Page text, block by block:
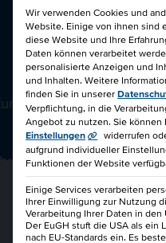
BERATER IHK
Wir verwenden Cookies und
Website. Einige von ihnen sind
diese Website und Ihre
Daten können verarbeitet
personalisierte Anzeigen und
und Inhalten. Weitere
finden Sie in unserer
Verpflichtung, in die
Angebot zu nutzen. Sie können
Einstellungen
widerrufen
aufgrund individueller
Funktionen der Website
Einige Services verarbeiten
Ihrer Einwilligung zur Nutzung
Verarbeitung Ihrer Daten in den
Der EuGH stuft die USA als ein
nach EU-Standards ein. Es